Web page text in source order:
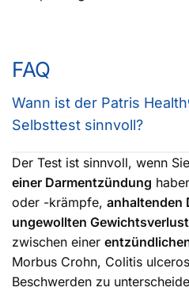
FAQ
Wann ist der Patris
Selbsttest sinnvoll?
Der Test ist sinnvoll, wenn Sie
einer Darmentzündung
oder -krämpfe, anhaltenden
ungewollten Gewichtsverlust
zwischen einer
Morbus Crohn, Colitis
Beschwerden zu